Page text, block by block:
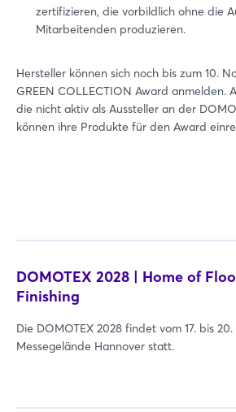
zertifizieren, die vorbildlich ohne die
Mitarbeitenden produzieren.
Hersteller können sich noch bis zum 10.
GREEN COLLECTION Award anmelden.
die nicht aktiv als Aussteller an der
können ihre Produkte für den Award
DOMOTEX 2028 | Home of
Finishing
Die DOMOTEX 2028 findet vom 17. bis
Messegelände Hannover statt.
Login
Noch nicht